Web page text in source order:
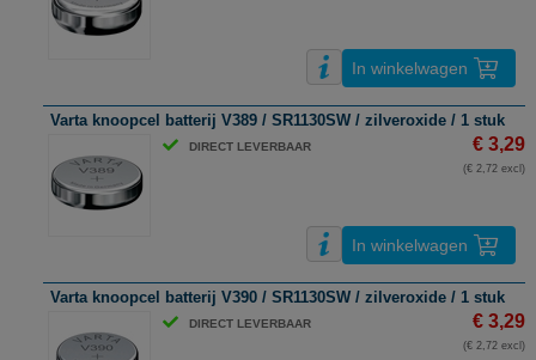
In winkelwagen
Varta knoopcel batterij V389 / SR1130SW / zilveroxide / 1 stuk
DIRECT LEVERBAAR € 3,29
(€ 2,72 excl)
In winkelwagen
Varta knoopcel batterij V390 / SR1130SW / zilveroxide / 1 stuk
DIRECT LEVERBAAR € 3,29
(€ 2,72 excl)